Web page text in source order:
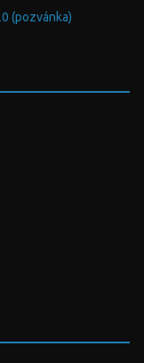
(pozvánka)